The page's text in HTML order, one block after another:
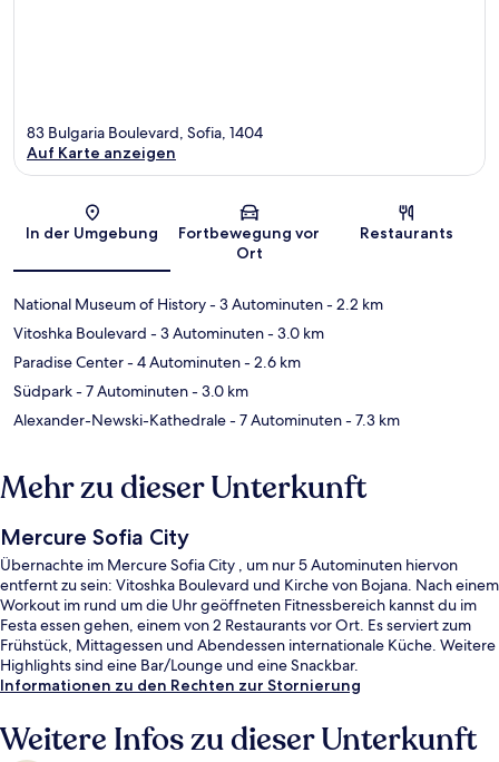
Karte
83 Bulgaria Boulevard, Sofia, 1404
Auf Karte anzeigen
In der Umgebung
Fortbewegung vor
Ort
Restaurants
National Museum of History- 3 Autominuten- 2.2 km
Vitoshka Boulevard - 3 Autominuten- 3.0 km
Paradise Center- 4 Autominuten- 2.6 km
Südpark- 7 Autominuten- 3.0 km
Alexander-Newski-Kathedrale- 7 Autominuten- 7.3 km
Mehr zu dieser Unterkunft
Mercure Sofia City
Übernachte im Mercure Sofia City , um nur 5 Autominuten hiervon
entfernt zu sein: Vitoshka Boulevard und Kirche von Bojana. Nach einem
Workout im rund um die Uhr geöffneten Fitnessbereich kannst du im
Festa essen gehen, einem von 2 Restaurants vor Ort. Es serviert zum
Frühstück, Mittagessen und Abendessen internationale Küche. Weitere
Highlights sind eine Bar/Lounge und eine Snackbar.
Informationen zu den Rechten zur Stornierung
Weitere Infos zu dieser Unterkunft